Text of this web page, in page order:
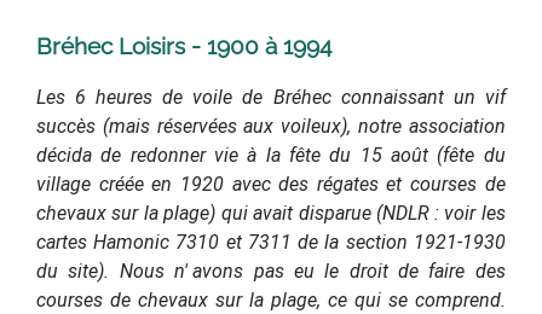
Bréhec Loisirs - 1900 à 1994
Les 6 heures de voile de Bréhec connaissant un vif
succès (mais réservées aux voileux), notre association
décida de redonner vie à la fête du 15 août (fête du
village créée en 1920 avec des régates et courses de
chevaux sur la plage) qui avait disparue (NDLR : voir les
cartes Hamonic 7310 et 7311 de la section 1921-1930
du site). Nous n' avons pas eu le droit de faire des
courses de chevaux sur la plage, ce qui se comprend.